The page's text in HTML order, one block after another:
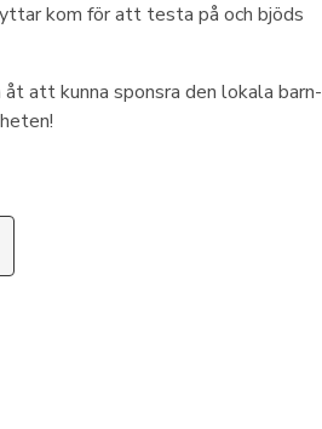
kom för att testa på och bjöds
åt att kunna sponsra den lokala barn-